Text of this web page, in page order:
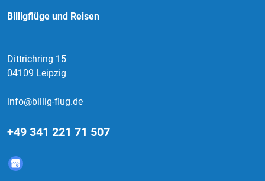
Billigflüge und Reisen
Dittrichring 15
04109 Leipzig
info@billig-flug.de
+49 341 221 71 507